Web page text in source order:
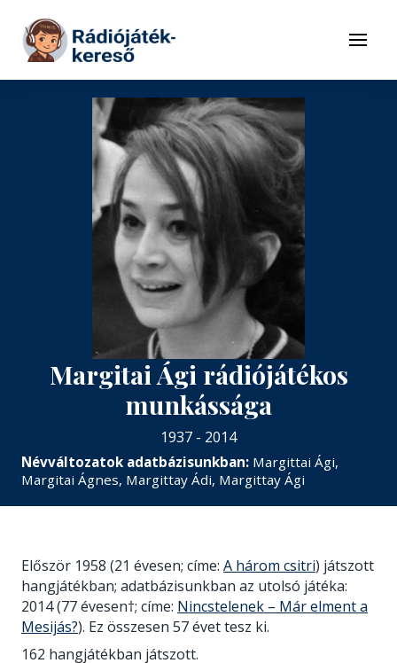
Tovább a tartalomhoz
Menü
Margitai Ági rádiójátékos
munkássága
1937 - 2014
Névváltozatok adatbázisunkban: Margittai Ági,
Margitai Ágnes, Margittay Ádi, Margittay Ági
Először 1958 (21 évesen; címe: A három csitri) játszott
hangjátékban; adatbázisunkban az utolsó játéka:
2014 (77 évesen†; címe: Nincstelenek – Már elment a
Mesijás?). Ez összesen 57 évet tesz ki.
162 hangjátékban játszott.